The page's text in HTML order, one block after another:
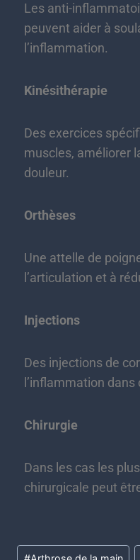
Les anti-
peuvent aider à
l’inflammation.
Kinésithérapie
Des exercices
muscles, améliorer
douleur.
Orthèses
Une attelle de
l’articulation et à
Injections
Des injections de
l’inflammation
Chirurgie
Dans les cas les
chirurgicale peut